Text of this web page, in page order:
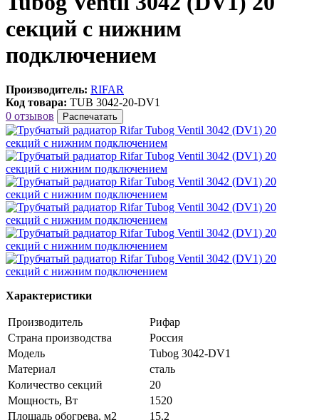
секций с нижним
подключением
Производитель: RIFAR
Код товара: TUB 3042-20-DV1
0 отзывов
Распечатать
Характеристики
Производитель
Рифар
Страна производства
Россия
Модель
Tubog 3042-DV1
Материал
сталь
Количество секций
20
Мощность, Вт
1520
Площадь обогрева, м2
15.2